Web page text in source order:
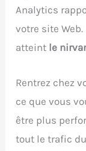
Analytics
votre site
atteint le
Rentrez chez
ce que vous
être plus
tout le trafic